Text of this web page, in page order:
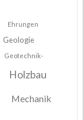
Ehrungen
Geologie
Geotechnik-
Holzbau
Mechanik